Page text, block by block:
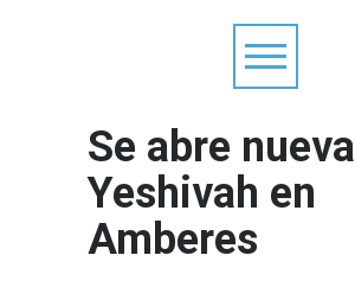
Se abre nueva
Yeshivah en
Amberes